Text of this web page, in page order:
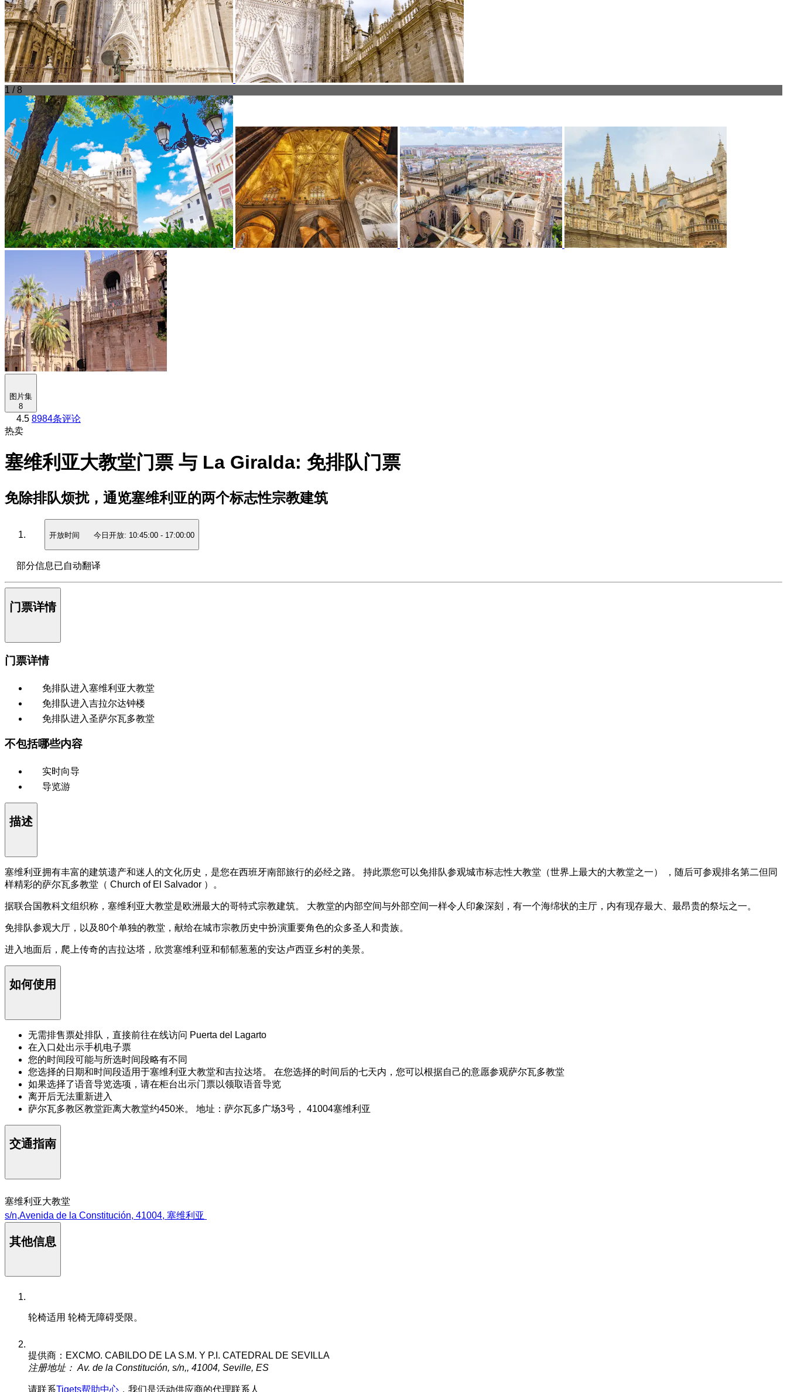
1 / 8
图片集
8
4.5 8984条评论
热卖
塞维利亚大教堂门票 与 La Giralda: 免排队门票
免除排队烦扰，通览塞维利亚的两个标志性宗教建筑
开放时间 今日开放: 10:45:00 - 17:00:00
部分信息已自动翻译
门票详情
门票详情
免排队进入塞维利亚大教堂
免排队进入吉拉尔达钟楼
免排队进入圣萨尔瓦多教堂
不包括哪些内容
实时向导
导览游
描述
塞维利亚拥有丰富的建筑遗产和迷人的文化历史，是您在西班牙南部旅行的必经之路。 持此票您可以免排队参观城市标志性大教堂（世界上最大的大教堂之一） ，随后可参观排名第二但同
样精彩的萨尔瓦多教堂（ Church of El Salvador ）。
据联合国教科文组织称，塞维利亚大教堂是欧洲最大的哥特式宗教建筑。 大教堂的内部空间与外部空间一样令人印象深刻，有一个海绵状的主厅，内有现存最大、最昂贵的祭坛之一。
免排队参观大厅，以及80个单独的教堂，献给在城市宗教历史中扮演重要角色的众多圣人和贵族。
进入地面后，爬上传奇的吉拉达塔，欣赏塞维利亚和郁郁葱葱的安达卢西亚乡村的美景。
如何使用
无需排售票处排队，直接前往在线访问 Puerta del Lagarto
在入口处出示手机电子票
您的时间段可能与所选时间段略有不同
您选择的日期和时间段适用于塞维利亚大教堂和吉拉达塔。 在您选择的时间后的七天内，您可以根据自己的意愿参观萨尔瓦多教堂
如果选择了语音导览选项，请在柜台出示门票以领取语音导览
离开后无法重新进入
萨尔瓦多教区教堂距离大教堂约450米。 地址：萨尔瓦多广场3号， 41004塞维利亚
交通指南
塞维利亚大教堂
s/n,Avenida de la Constitución, 41004, 塞维利亚
其他信息
轮椅适用 轮椅无障碍受限。
提供商：EXCMO. CABILDO DE LA S.M. Y P.I. CATEDRAL DE SEVILLA
注册地址： Av. de la Constitución, s/n,, 41004, Seville, ES
请联系Tiqets帮助中心 ，我们是活动供应商的代理联系人